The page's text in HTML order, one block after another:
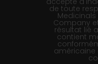
de toute
Medicinals
Company
résultat lié
contient
américaine